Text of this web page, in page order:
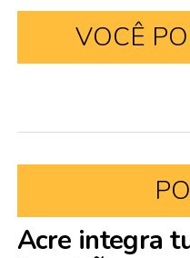
VOCÊ
Acre integra